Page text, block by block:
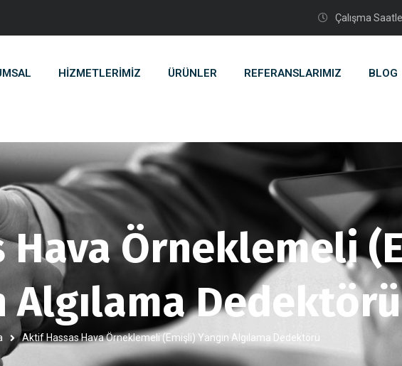
Çalışma
HIZMETLERIMIZ ÜRÜNLER REFERANSLARIMIZ BLOG
Hava Örneklemeli
Algılama Dedektörü
Aktif Hassas Hava Örneklemeli (Emişli) Yangın Algılama Dedektörü